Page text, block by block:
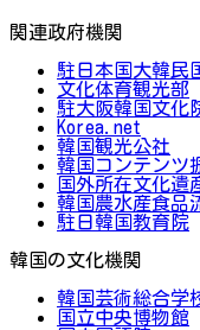
関連政府機関
駐日本国大韓民
文化体育観光部
駐大阪韓国文化
Korea.net
韓国観光公社
韓国コンテンツ
国外所在文化遺
韓国農水産食品
駐日韓国教育院
韓国の文化機関
韓国芸術総合学
国立中央博物館